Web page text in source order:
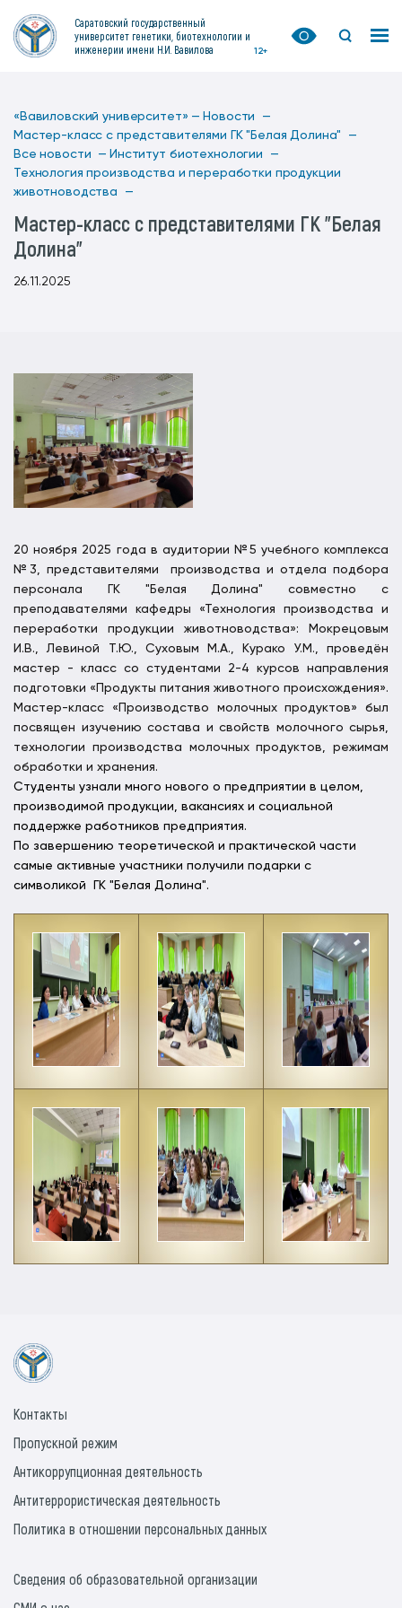
Саратовский государственный
университет генетики, биотехнологии и
инженерии имени Н.И. Вавилова
12+
«Вавиловский университет» — Новости —
Мастер-класс с представителями ГК "Белая Долина" —
Все новости — Институт биотехнологии —
Технология производства и переработки продукции
животноводства —
Мастер-класс с представителями ГК "Белая
Долина"
26.11.2025
20 ноября 2025 года в аудитории №5 учебного комплекса
№3, представителями производства и отдела подбора
персонала
ГК "Белая Долина" совместно с
преподавателями кафедры «Технология производства и
переработки продукции животноводства»: Мокрецовым
И.В., Левиной Т.Ю., Суховым М.А., Курако У.М., проведён
мастер - класс со студентами 2-4 курсов направления
подготовки «Продукты питания животного происхождения».
Мастер-класс «Производство молочных продуктов» был
посвящен изучению состава и свойств молочного сырья,
технологии производства молочных продуктов, режимам
обработки и хранения.
Студенты узнали много нового о предприятии в целом,
производимой продукции, вакансиях и социальной
поддержке работников предприятия.
По завершению теоретической и практической части
самые активные участники получили подарки с
символикой ГК "Белая Долина".
Контакты
Пропускной режим
Антикоррупционная деятельность
Антитеррористическая деятельность
Политика в отношении персональных данных
Сведения об образовательной организации